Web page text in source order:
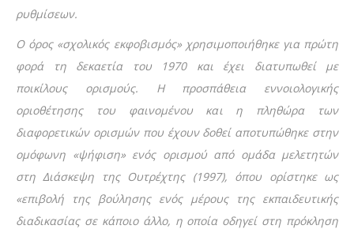
ρυθμίσεων.
Ο όρος «σχολικός εκφοβισμός» χρησιμοποιήθηκε για πρώτη
φορά τη δεκαετία του 1970 και έχει διατυπωθεί με
ποικίλους ορισμούς. Η προσπάθεια εννοιολογικής
οριοθέτησης του φαινομένου και η πληθώρα των
διαφορετικών ορισμών που έχουν δοθεί αποτυπώθηκε στην
ομόφωνη «ψήφιση» ενός ορισμού από ομάδα μελετητών
στη Διάσκεψη της Ουτρέχτης (1997), όπου ορίστηκε ως
«επιβολή της βούλησης ενός μέρους της εκπαιδευτικής
διαδικασίας σε κάποιο άλλο, η οποία οδηγεί στη πρόκληση